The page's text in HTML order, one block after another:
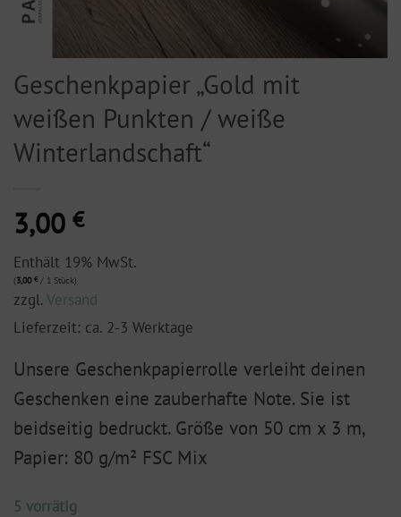
Geschenkpapier „Gold mit
weißen Punkten / weiße
Winterlandschaft“
3,00 €
Enthält 19% MwSt.
(3,00 €/ 1 Stück)
zzgl.Versand
Lieferzeit: ca. 2-3 Werktage
Unsere Geschenkpapierrolle verleiht deinen
Geschenken eine zauberhafte Note. Sie ist
beidseitig bedruckt. Größe von 50 cm x 3 m,
Papier: 80 g/m² FSC Mix
5 vorrätig